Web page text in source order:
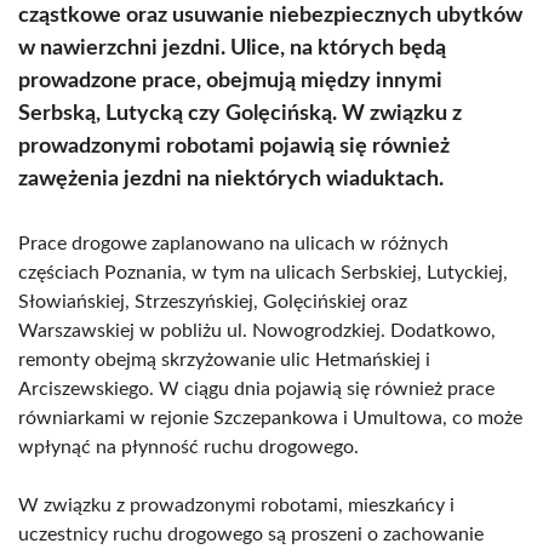
cząstkowe oraz usuwanie niebezpiecznych ubytków
w nawierzchni jezdni. Ulice, na których będą
prowadzone prace, obejmują między innymi
Serbską, Lutycką czy Golęcińską. W związku z
prowadzonymi robotami pojawią się również
zawężenia jezdni na niektórych wiaduktach.
Prace drogowe zaplanowano na ulicach w różnych
częściach Poznania, w tym na ulicach Serbskiej, Lutyckiej,
Słowiańskiej, Strzeszyńskiej, Golęcińskiej oraz
Warszawskiej w pobliżu ul. Nowogrodzkiej. Dodatkowo,
remonty obejmą skrzyżowanie ulic Hetmańskiej i
Arciszewskiego. W ciągu dnia pojawią się również prace
równiarkami w rejonie Szczepankowa i Umultowa, co może
wpłynąć na płynność ruchu drogowego.
W związku z prowadzonymi robotami, mieszkańcy i
uczestnicy ruchu drogowego są proszeni o zachowanie